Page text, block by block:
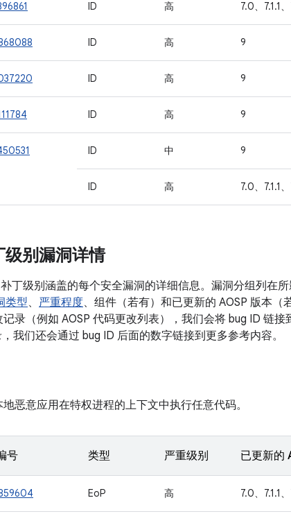
ID 高 7.0、7.1.1
ID 高 9
ID 高 9
ID 高 9
ID 中 9
ID 高 7.0、7.1.1
别漏洞详情
丁级别涵盖的每个安全漏洞的详细信息。漏洞分组列在
类型、 严重程度、组件（若有）和已更新的 AOSP 版本（
录（例如 AOSP 代码更改列表），我们会将 bug ID 链接
我们还会通过 bug ID 后面的数字链接到更多参考内容。
恶意应用在特权进程的上下文中执行任意代码。
号 类型 严重级别 已更新的
EoP 高 7.0、7.1.1